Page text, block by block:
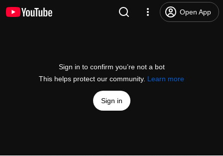
Open App
Sign in to confirm you’re not a bot
This helps protect our community. Learn more
Sign in